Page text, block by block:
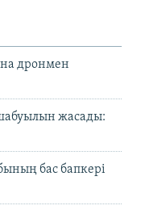
дронмен
жасады:
бас бапкері